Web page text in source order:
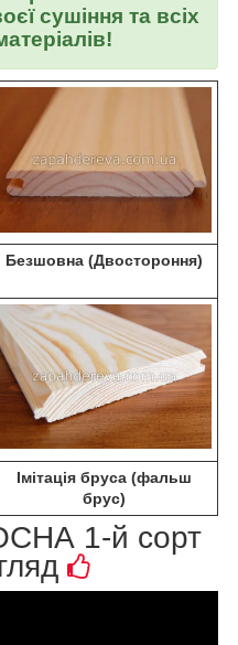
сушіння та всіх
Безшовна (Двостороння)
Імітація бруса (фальш
брус)
1-й сорт